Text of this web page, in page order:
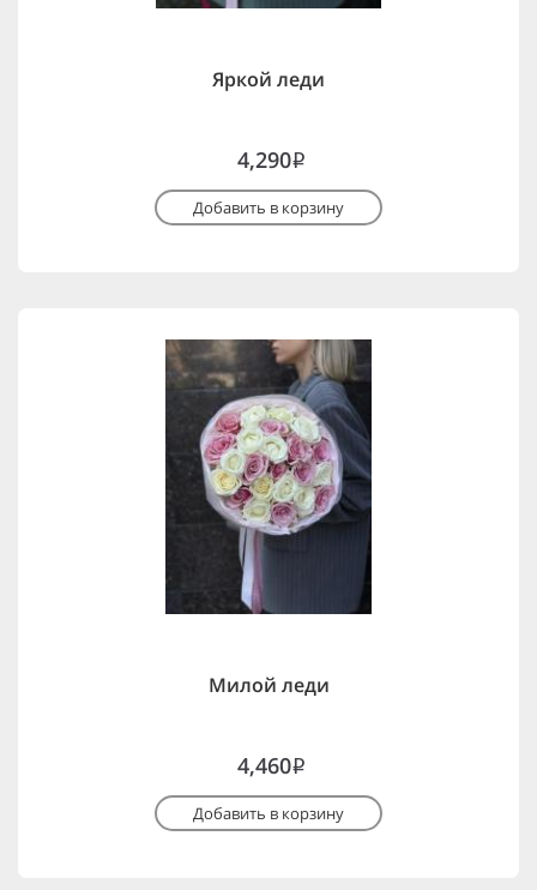
Яркой леди
4,290i
Добавить в корзину
Милой леди
4,460i
Добавить в корзину